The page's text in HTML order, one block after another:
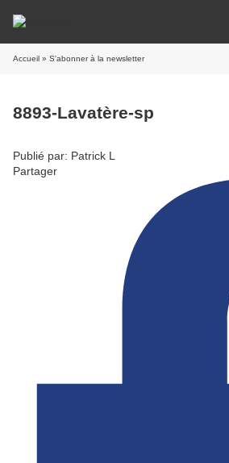
Accueil » S'abonner à la newsletter
8893-Lavatère-sp
Publié par: Patrick L
Partager